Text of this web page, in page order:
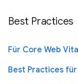
Best Practices
Für Core Web
Best Practices